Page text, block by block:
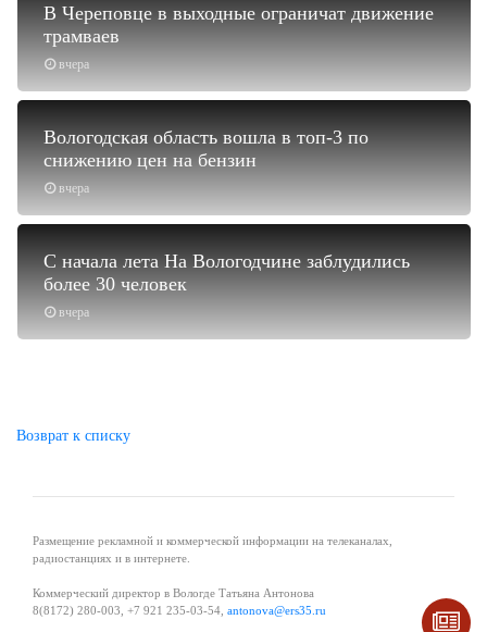
вчера
В Череповце в выходные ограничат движение
трамваев
вчера
Вологодская область вошла в топ-3 по
снижению цен на бензин
вчера
С начала лета На Вологодчине заблудились
более 30 человек
Возврат к списку
Размещение рекламной и коммерческой информации на телеканалах,
радиостанциях и в интернете.
Коммерческий директор в Вологде Татьяна Антонова
8(8172) 280-003, +7 921 235-03-54, antonova@ers35.ru